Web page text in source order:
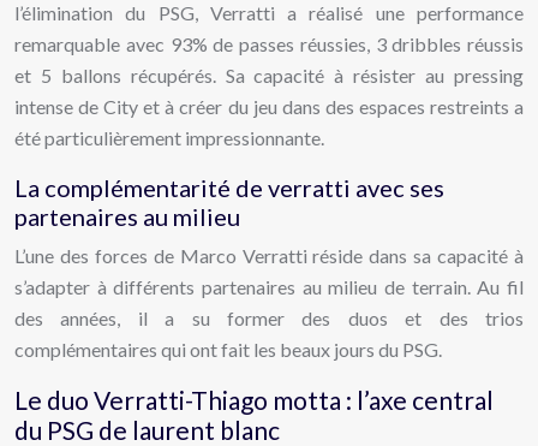
l’élimination du PSG, Verratti a réalisé une performance
remarquable avec 93% de passes réussies, 3 dribbles réussis
et 5 ballons récupérés. Sa capacité à résister au pressing
intense de City et à créer du jeu dans des espaces restreints a
été particulièrement impressionnante.
La complémentarité de verratti avec ses
partenaires au milieu
L’une des forces de Marco Verratti réside dans sa capacité à
s’adapter à différents partenaires au milieu de terrain. Au fil
des années, il a su former des duos et des trios
complémentaires qui ont fait les beaux jours du PSG.
Le duo Verratti-Thiago motta : l’axe central
du PSG de laurent blanc